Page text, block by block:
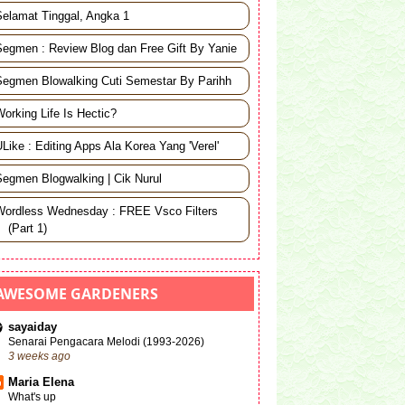
Dec 08(2)
►Dec 04(6)
►Dec 02(3)
►Dec 01(2)
►November(87)
►October(28)
September(1)
►August(1)
►June
►March(2)
2013(4)
2012(22)
2011(31)
Tinggal, Angka 1
: Review Blog dan Free Gift By Yanie
Blowalking Cuti Semestar By Parihh
Life Is Hectic?
: Editing Apps Ala Korea Yang 'Verel'
Blogwalking | Cik Nurul
Wednesday : FREE Vsco Filters
(Part 1)
GARDENERS
sayaiday
Senarai Pengacara Melodi (1993-2026)
3 weeks ago
Maria Elena
What's up